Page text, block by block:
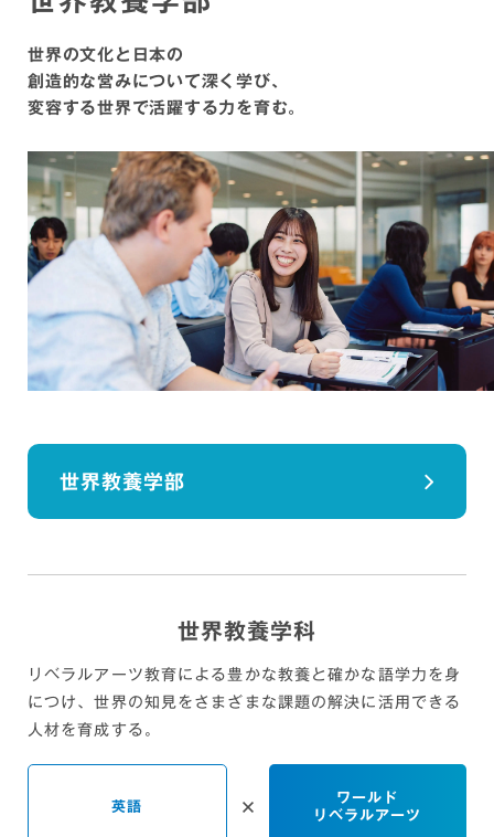
世界の文化と日本の
創造的な営みについて深く学び、
変容する世界で活躍する力を育む。
世界教養学部
世界教養学科
リベラルアーツ教育による豊かな教養と確かな語学力を身
につけ、世界の知見をさまざまな課題の解決に活用できる
人材を育成する。
英語
ワールド
リベラルアーツ